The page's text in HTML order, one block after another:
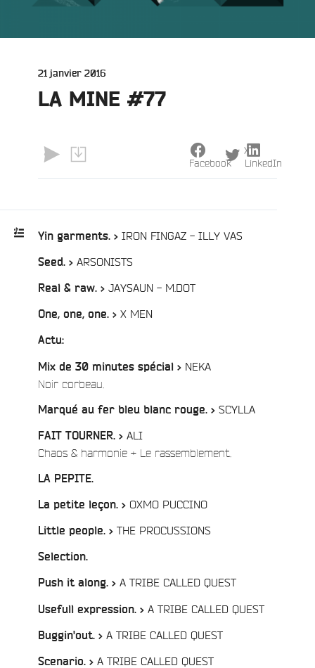
Publié
21 janvier 2016
LA MINE #77
Playlist
:
Yin garments. > IRON FINGAZ - ILLY VAS
Seed. > ARSONISTS
Real & raw. > JAYSAUN - M.DOT/
One, one, one. > X MEN
Actu:/
Mix de 30 minutes spécial > NEKA
Noir corbeau.
Marqué au fer bleu blanc rouge. > SCYLLA/
FAIT TOURNER. > ALI
Chaos & harmonie + Le rassemblement.
LA PEPITE.
La petite leçon. > OXMO PUCCINO/
Little people. > THE PROCUSSIONS
Selection.
Push it along. > A TRIBE CALLED QUEST/
Usefull expression. > A TRIBE CALLED QUEST/
Buggin'out. > A TRIBE CALLED QUEST/
Scenario. > A TRIBE CALLED QUEST/
Facebook
X
LinkedIn